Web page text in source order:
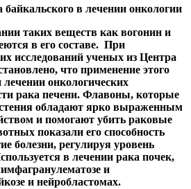
в лечении онкологии
таких веществ как вогонин и
в его составе. При
исследований ученых из Центра
что применение этого
онкологических
рака печени. Флавоны, которые
обладают ярко выраженным
и помогают убить раковые
показали его способность
болезни, регулируя уровень
в лечении рака почек,
и
и нейробластомах.